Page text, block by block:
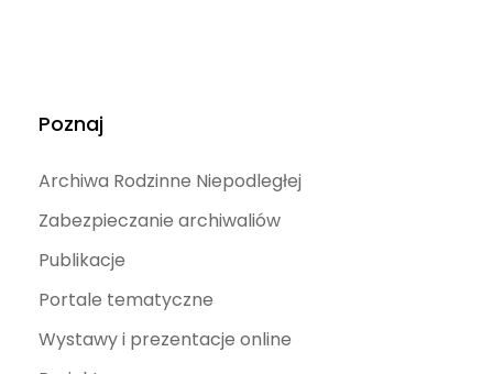
Poznaj
Archiwa Rodzinne Niepodległej
Zabezpieczanie archiwaliów
Publikacje
Portale tematyczne
Wystawy i prezentacje online